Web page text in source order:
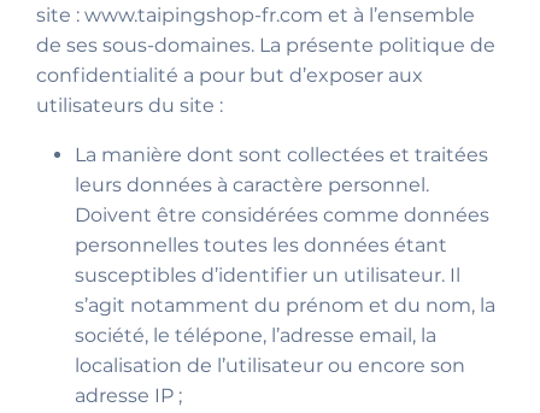
site : www.taipingshop-fr.com et à l’ensemble
de ses sous-domaines. La présente politique de
confidentialité a pour but d’exposer aux
utilisateurs du site :
La manière dont sont collectées et traitées
leurs données à caractère personnel.
Doivent être considérées comme données
personnelles toutes les données étant
susceptibles d’identifier un utilisateur. Il
s’agit notamment du prénom et du nom, la
société, le télépone, l’adresse email, la
localisation de l’utilisateur ou encore son
adresse IP ;